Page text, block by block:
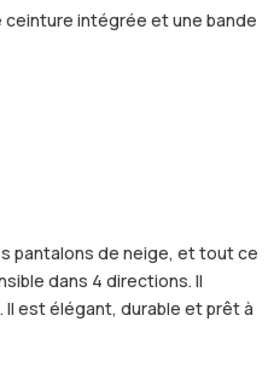
intégrée et une bande
pantalons de neige, et tout ce
dans 4 directions. Il
est élégant, durable et prêt à